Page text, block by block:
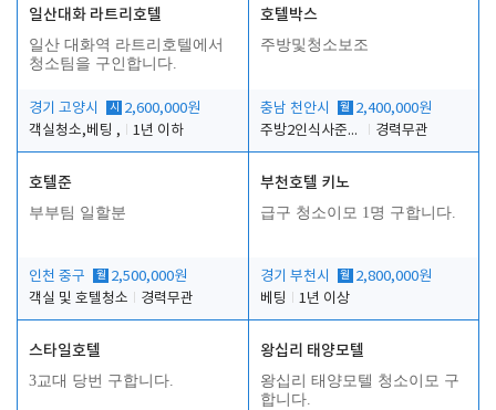
일산대화 라트리호텔
일산 대화역 라트리호텔에서
청소팀을 구인합니다.
경기 고양시 시
2,600,000원
객실청소,베팅 ,
1년 이하
호텔박스
주방및청소보조
충남 천안시 월 2,400,000원
주방2인식사준비및청소린렌보조
경력무관
호텔준
부부팀 일할분
인천 중구 월 2,500,000원
객실 및 호텔청소
경력무관
부천호텔 키노
급구 청소이모 1명 구합니다.
경기 부천시 월 2,800,000원
베팅
1년 이상
스타일호텔
3교대 당번 구합니다.
왕십리 태양모텔
왕십리 태양모텔 청소이모 구
합니다.